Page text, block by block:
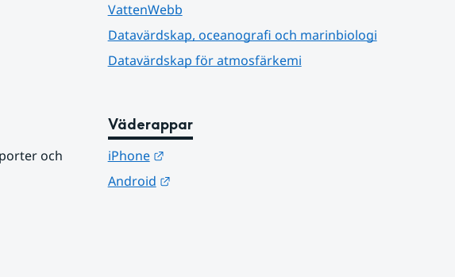
VattenWebb
Datavärdskap, oceanografi och marinbiologi
Datavärdskap för atmosfärkemi
och
Väderappar
iPhone
Länk till annan webbplats.
Android
Länk till annan webbplats.